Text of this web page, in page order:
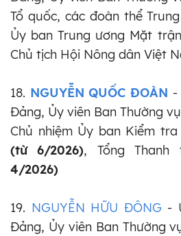
Tổ quốc, các đoàn thể
Ủy ban Trung ương Mặt
Chủ tịch Hội Nông dân Việt
18. NGUYỄN QUỐC ĐOÀN -
Đảng, Ủy viên Ban Thường
Chủ nhiệm Ủy ban Kiểm
(từ 6/2026), Tổng
4/2026)
19. NGUYỄN HỮU ĐÔNG -
Đảng, Ủy viên Ban Thường